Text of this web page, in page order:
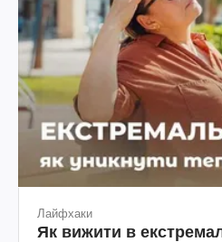
Лайфхаки
Як вижити в